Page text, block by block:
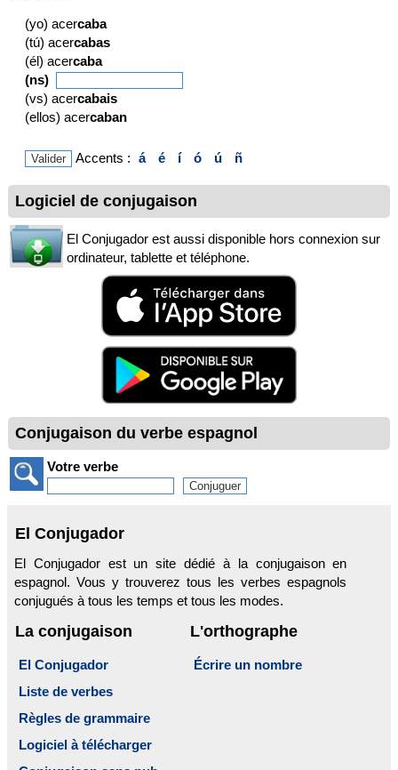
(yo) acercaba
(tú) acercabas
(él) acercaba
(ns)
(vs) acercabais
(ellos) acercaban
Accents : á é í ó ú ñ
Logiciel de conjugaison
El Conjugador est aussi disponible hors connexion sur
ordinateur, tablette et téléphone.
Conjugaison du verbe espagnol
Votre verbe
El Conjugador
El Conjugador est un site dédié à la conjugaison en
espagnol. Vous y trouverez tous les verbes espagnols
conjugués à tous les temps et tous les modes.
La conjugaison
El Conjugador
Liste de verbes
Règles de grammaire
Logiciel à télécharger
L'orthographe
Écrire un nombre